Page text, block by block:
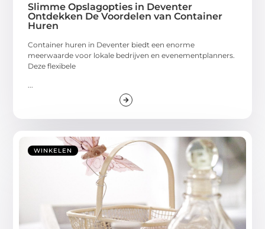
Slimme Opslagopties in Deventer
Ontdekken De Voordelen van Container
Huren
Container huren in Deventer biedt een enorme
meerwaarde voor lokale bedrijven en evenementplanners.
Deze flexibele
...
WINKELEN